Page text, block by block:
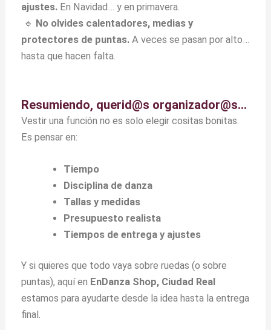
ajustes. En Navidad… y en primavera.
🔹 No olvides calentadores, medias y
protectores de puntas. A veces se pasan por alto…
hasta que hacen falta.
Resumiendo, querid@s organizador@s…
Vestir una función no es solo elegir cositas bonitas.
Es pensar en:
Tiempo
Disciplina de danza
Tallas y medidas
Presupuesto realista
Tiempos de entrega y ajustes
Y si quieres que todo vaya sobre ruedas (o sobre
puntas), aquí en EnDanza Shop, Ciudad Real
estamos para ayudarte desde la idea hasta la entrega
final.